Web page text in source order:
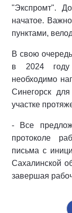
"Экспромт".
начатое.
пунктами,
В свою
в 2024 году
необходимо
Синегорск
участке
- Все
протоколе
письма с
Сахалинской
завершая